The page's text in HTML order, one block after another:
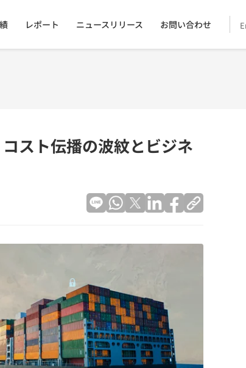
レポート ニュースリリース お問い合わせ
スト伝播の波紋とビジネ